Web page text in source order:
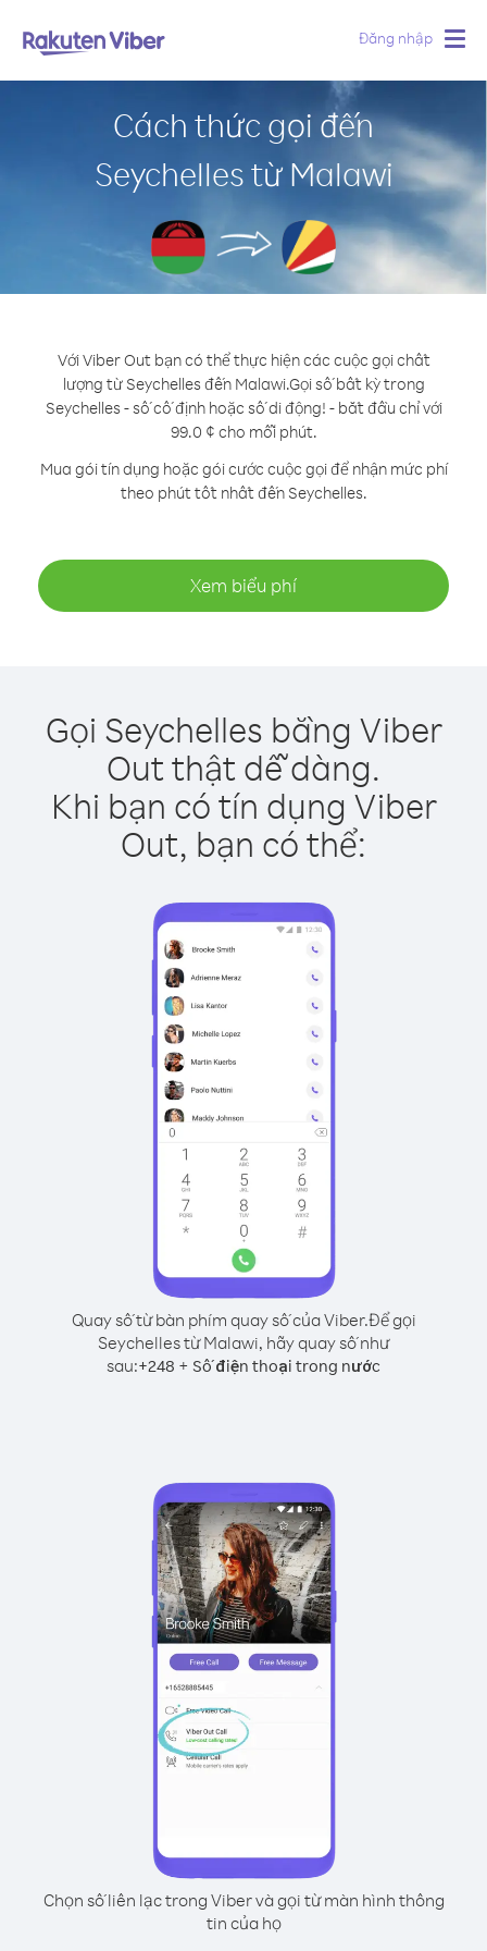
Đăng nhập
Cách thức gọi đến
Seychelles từ Malawi
Với Viber Out bạn có thể thực hiện các cuộc gọi chất
lượng từ Seychelles đến Malawi.Gọi số bất kỳ trong
Seychelles - số cố định hoặc số di động! - bắt đầu chỉ với
99.0 ¢ cho mỗi phút.
Mua gói tín dụng hoặc gói cước cuộc gọi để nhận mức phí
theo phút tốt nhất đến Seychelles.
Xem biểu phí
Gọi Seychelles bằng Viber
Out thật dễ dàng.
Khi bạn có tín dụng Viber
Out, bạn có thể:
Quay số từ bàn phím quay số của Viber.Để gọi
Seychelles từ Malawi, hãy quay số như
sau:+248 + Số điện thoại trong nước
Chọn số liên lạc trong Viber và gọi từ màn hình thông
tin của họ